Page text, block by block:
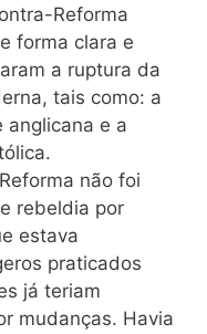
Reforma
forma clara e
a ruptura da
tais como: a
anglicana e a
não foi
rebeldia por
estava
praticados
já teriam
mudanças. Havia